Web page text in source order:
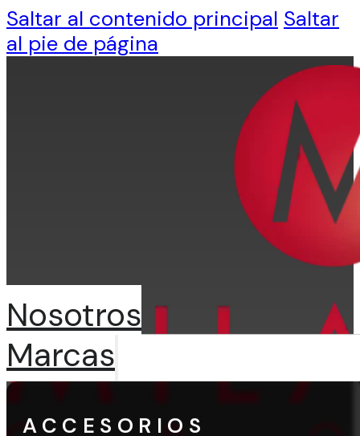
Saltar al contenido principal Saltar
al pie de página
Nosotros
Marcas
ACCESORIOS